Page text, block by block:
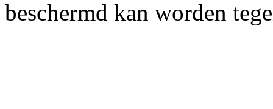
beschermd kan worden